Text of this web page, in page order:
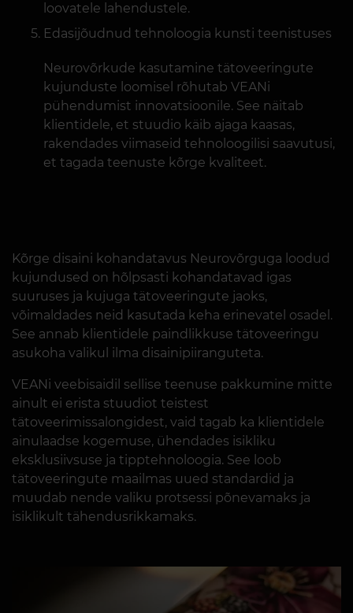
loovatele lahendustele.
Edasijõudnud tehnoloogia kunsti teenistuses
Neurovõrkude kasutamine tätoveeringute
kujunduste loomisel rõhutab VEANi
pühendumist innovatsioonile. See näitab
klientidele, et stuudio käib ajaga kaasas,
rakendades viimaseid tehnoloogilisi saavutusi,
et tagada teenuste kõrge kvaliteet.
Kõrge disaini kohandatavus Neurovõrguga loodud
kujundused on hõlpsasti kohandatavad igas
suuruses ja kujuga tätoveeringute jaoks,
võimaldades neid kasutada keha erinevatel osadel.
See annab klientidele paindlikkuse tätoveeringu
asukoha valikul ilma disainipiiranguteta.
VEANi veebisaidil sellise teenuse pakkumine mitte
ainult ei erista stuudiot teistest
tätoveerimissalongidest, vaid tagab ka klientidele
ainulaadse kogemuse, ühendades isikliku
eksklusiivsuse ja tipptehnoloogia. See loob
tätoveeringute maailmas uued standardid ja
muudab nende valiku protsessi põnevamaks ja
isiklikult tähendusrikkamaks.